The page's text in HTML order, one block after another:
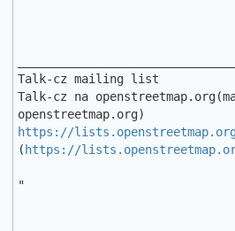
Talk-cz mailing list
Talk-cz na
https://
( https://
"